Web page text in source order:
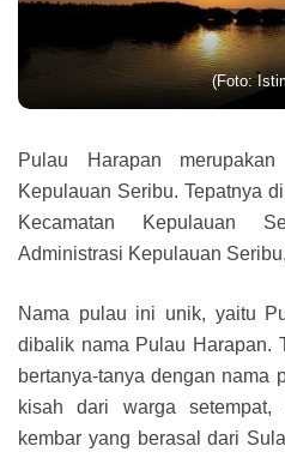
(Foto:
Pulau Harapan
Kepulauan Seribu. Tepatnya
Kecamatan Kepulauan
Administrasi Kepulauan
Nama pulau ini unik, yaitu
dibalik nama Pulau Harapan.
bertanya-tanya dengan nama
kisah dari warga
kembar yang berasal dari